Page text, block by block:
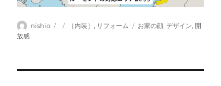
投
nishio
投
カ［内装］, リフォーム
タ
お家の顔,デザイン, 開
放感